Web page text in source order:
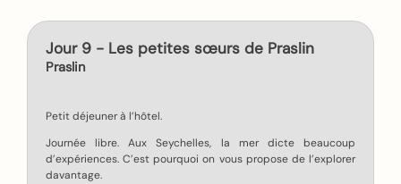
Jour 9 - Les petites sœurs de Praslin
Praslin
Petit déjeuner à l’hôtel.
Journée libre. Aux Seychelles, la mer dicte beaucoup
d’expériences. C’est pourquoi on vous propose de l’explorer
davantage.